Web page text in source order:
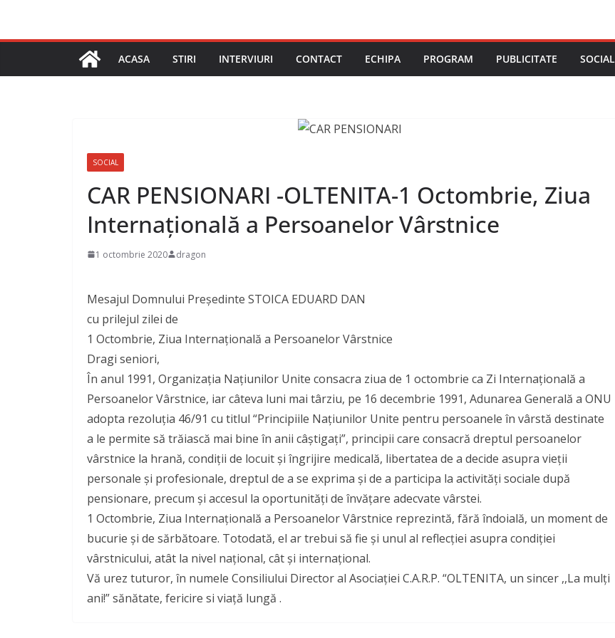
ACASA STIRI INTERVIURI CONTACT ECHIPA PROGRAM PUBLICITATE SOCIAL
SOCIAL
CAR PENSIONARI -OLTENITA-1 Octombrie, Ziua
Internațională a Persoanelor Vârstnice
1 octombrie 2020 dragon
Mesajul Domnului Președinte STOICA EDUARD DAN
cu prilejul zilei de
1 Octombrie, Ziua Internațională a Persoanelor Vârstnice
Dragi seniori,
În anul 1991, Organizația Națiunilor Unite consacra ziua de 1 octombrie ca Zi Internaţională a
Persoanelor Vârstnice, iar câteva luni mai târziu, pe 16 decembrie 1991, Adunarea Generală a ONU
adopta rezoluţia 46/91 cu titlul “Principiile Naţiunilor Unite pentru persoanele în vârstă destinate
a le permite să trăiască mai bine în anii câştigaţi”, principii care consacră dreptul persoanelor
vârstnice la hrană, condiţii de locuit şi îngrijire medicală, libertatea de a decide asupra vieţii
personale şi profesionale, dreptul de a se exprima şi de a participa la activităţi sociale după
pensionare, precum şi accesul la oportunităţi de învăţare adecvate vârstei.
1 Octombrie, Ziua Internațională a Persoanelor Vârstnice reprezintă, fără îndoială, un moment de
bucurie și de sărbătoare. Totodată, el ar trebui să fie și unul al reflecției asupra condiției
vârstnicului, atât la nivel național, cât și internațional.
Vă urez tuturor, în numele Consiliului Director al Asociației C.A.R.P. “OLTENITA, un sincer ,,La mulţi
ani!” sănătate, fericire si viaţă lungă .